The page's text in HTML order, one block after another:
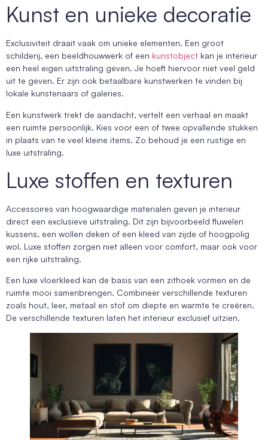
Kunst en unieke decoratie
Exclusiviteit draait vaak om unieke elementen. Een groot
schilderij, een beeldhouwwerk of een kunstobject kan je interieur
een heel eigen uitstraling geven. Je hoeft hiervoor niet veel geld
uit te geven. Er zijn ook betaalbare kunstwerken te vinden bij
lokale kunstenaars of galeries.
Een kunstwerk trekt de aandacht, vertelt een verhaal en maakt
een ruimte persoonlijk. Kies voor een of twee opvallende stukken
in plaats van te veel kleine items. Zo behoud je een rustige en
luxe uitstraling.
Luxe stoffen en texturen
Accessoires van hoogwaardige materialen geven je interieur
direct een exclusieve uitstraling. Dit zijn bijvoorbeeld fluwelen
kussens, een wollen deken of een kleed van zijde of hoogpolig
wol. Luxe stoffen zorgen niet alleen voor comfort, maar ook voor
een rijke uitstraling.
Een luxe vloerkleed kan de basis van een zithoek vormen en de
ruimte mooi samenbrengen. Combineer verschillende texturen
zoals hout, leer, metaal en stof om diepte en warmte te creëren.
De verschillende texturen laten het interieur exclusief uitzien.